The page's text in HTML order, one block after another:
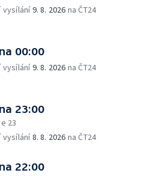
vysílání9. 8. 2026 na ČT24
00:00
vysílání9. 8. 2026 na ČT24
23:00
23
vysílání8. 8. 2026 na ČT24
22:00